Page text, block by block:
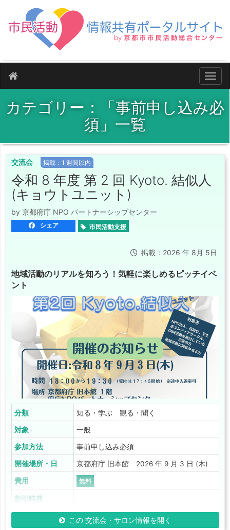
ナビ
カテゴリー：「事前申し込み必
須」一覧
交流会 掲載：1 週間以内
令和 8 年度 第 2 回 Kyoto. 結似人
(キョウトユニット)
by 京都府庁 NPO パートナーシップセンター
シェア 市民活動支援
掲載：2026 年 8月 5日
地域活動のリアルを知ろう！気軽に楽しめるピッチイベ
ント
分類 知る・学ぶ 観る・聞く
対象 一般
参加方法 事前申し込み必須
開催場所・日 京都府庁 旧本館 2026 年 9 月 3 日 (木)
費用 無料
割引特典
この 交流会・サロン情報を開く